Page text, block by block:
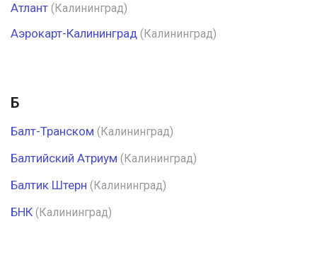
Атлант (Калининград)
Аэрокарт-Калининград (Калининград)
Б
Балт-Транском (Калининград)
Балтийский Атриум (Калининград)
Балтик Штерн (Калининград)
БНК (Калининград)